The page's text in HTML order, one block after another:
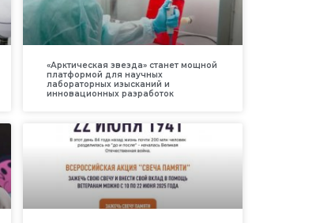
«Арктическая звезда» станет мощной
платформой для научных
лабораторных изысканий и
инновационных разработок